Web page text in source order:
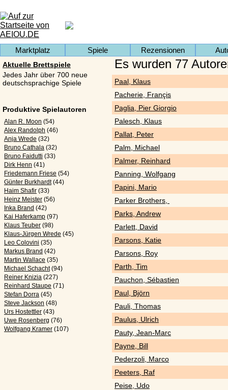
Marktplatz Spiele Rezensionen
Aktuelle Brettspiele
Jedes Jahr über 700 neue
deutschsprachige Spiele
Produktive Spielautoren
Alan R. Moon (54)
Alex Randolph (46)
Anja Wrede (32)
Bruno Cathala (32)
Bruno Faidutti (33)
Dirk Henn (41)
Friedemann Friese (54)
Günter Burkhardt (44)
Haim Shafir (33)
Heinz Meister (56)
Inka Brand (42)
Kai Haferkamp (97)
Klaus Teuber (98)
Klaus-Jürgen Wrede (45)
Leo Colovini (35)
Markus Brand (42)
Martin Wallace (35)
Michael Schacht (94)
Reiner Knizia (227)
Reinhard Staupe (71)
Stefan Dorra (45)
Steve Jackson (48)
Urs Hostettler (43)
Uwe Rosenberg (76)
Wolfgang Kramer (107)
Es wurden 77
Paal, Klaus
Pacherie, Françis
Paglia, Pier Giorgio
Palesch, Klaus
Pallat, Peter
Palm, Michael
Palmer, Reinhard
Panning, Wolfgang
Papini, Mario
Parker Brothers,
Parks, Andrew
Parlett, David
Parsons, Katie
Parsons, Roy
Parth, Tim
Pauchon, Sébastien
Paul, Björn
Pauli, Thomas
Paulus, Ulrich
Pauty, Jean-Marc
Payne, Bill
Pederzoli, Marco
Peeters, Raf
Peise, Udo